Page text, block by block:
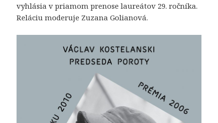
vyhlásia v priamom prenose laureátov 29. ročníka.
Reláciu moderuje Zuzana Golianová.